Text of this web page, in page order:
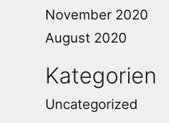
November 2020
August 2020
Kategorien
Uncategorized